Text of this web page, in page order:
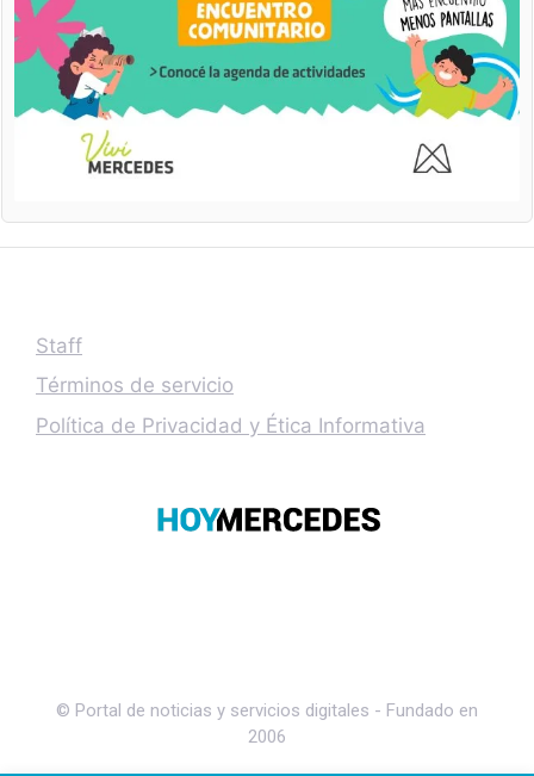
Staff
Términos de servicio
Política de Privacidad y Ética Informativa
© Portal de noticias y servicios digitales - Fundado en
2006